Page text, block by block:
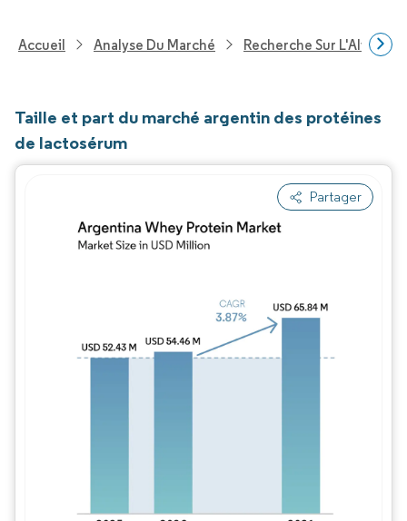
Accueil Analyse Du Marché Recherche Sur
Taille et part du marché argentin des protéines
de lactosérum
Partager